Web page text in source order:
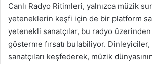
Canlı Radyo Ritimleri, yalnızca müzik
yeteneklerin keşfi için de bir platform
yetenekli sanatçılar, bu radyo
gösterme fırsatı bulabiliyor. Dinleyiciler,
sanatçıları keşfederek, müzik